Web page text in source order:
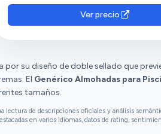
Ver precio
por su diseño de doble sellado que
El Genérico Almohadas para
tamaños.
lectura de descripciones oficiales y análisis
en varios idiomas, datos de rating,